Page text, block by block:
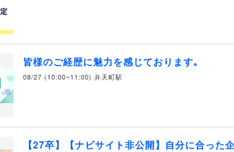
皆様のご経歴に魅力を感じております｡
08/27 (10:00~11:00) 弁天町駅
【27卒】【ナビサイト非公開】自分に合った